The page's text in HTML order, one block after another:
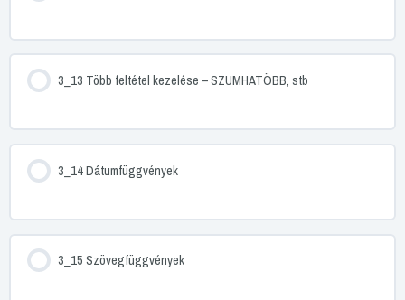
3_13 Több feltétel kezelése – SZUMHATÖBB, stb
3_14 Dátumfüggvények
3_15 Szövegfüggvények